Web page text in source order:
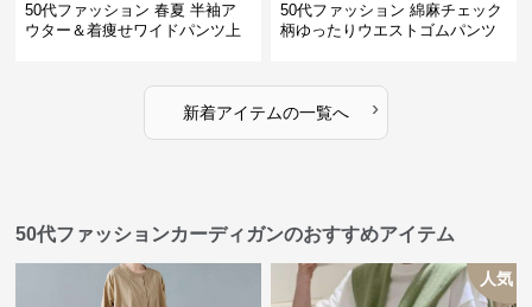
50代ファッション 春夏 半袖ア
ウター＆着痩せワイドパンツ上
50代ファッション 綿麻チェック
柄ゆったりウエストゴムパンツ
新着アイテムの一覧へ ›
50代ファッションカーディガンのおすすめアイテム
人気